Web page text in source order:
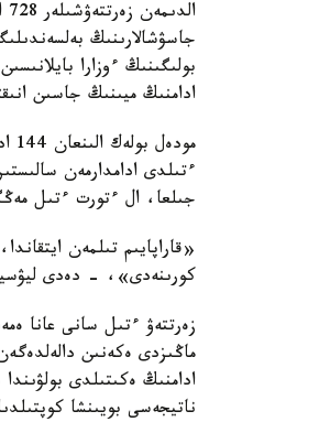
جاسۋشالارىنىڭ
بولىگىنىڭ ءوزارا
ادامنىڭ ميىنىڭ جاسىن
ءتىلدى ادامدارمەن
جىلعا، ال ءتورت ءتىل مەڭگەرگەندەردە 13
«قاراپايىم تىلمەن
كورىنەدى»، - دەدى
زەرتتەۋ ءتىل سانى عانا
ماڭىزدى ەكەنىن
ادامنىڭ ەكىتىلدى
ناتيجەسى بويىنشا